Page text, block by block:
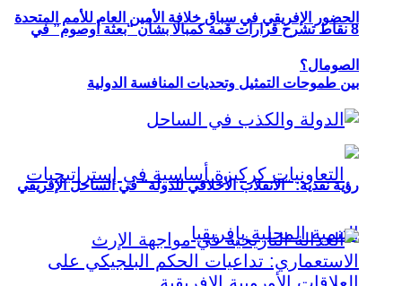
الحضور الإفريقي في سباق خلافة الأمين العام للأمم المتحدة
بين طموحات التمثيل وتحديات المنافسة الدولية
8 نقاط تشرح قرارات قمة كمبالا بشأن “بعثة أوصوم” في
الصومال؟
رؤية نقدية: “الانقلاب الأخلاقي للدولة” في الساحل الإفريقي